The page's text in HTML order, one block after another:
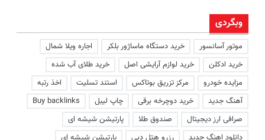
وبگردی
موتور آسانسور خرید دستگاه ماساژور بلکر
اجاره ویلا شمال
خرید ادکلن
خرید لوازم آرایشی اصل
خرید طلای آب شده
مزایده خودرو
مرکز تزریق بوتاکس استند تسلیت
اخذ رتبه
آهنگ جدید
خرید دوچرخه برقی چاپ لیبل
Buy backlinks
صرافی ارز دیجیتال
صندوق طلا
پارتیشن شیشه ای
دانلود اهنگ جدید
رزرو هتل دبی پارتیشن شیشه ای